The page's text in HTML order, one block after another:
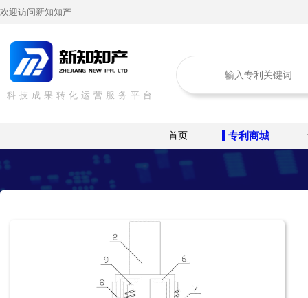
欢迎访问新知知产
科技成果转化运营服务平台
首页 专利商城